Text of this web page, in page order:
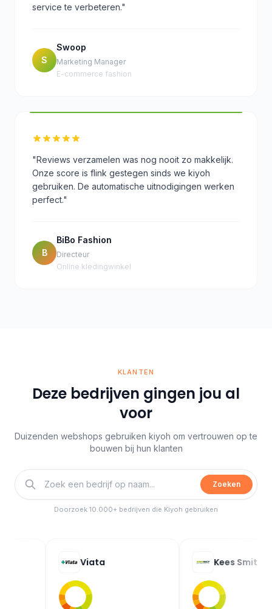
service te verbeteren."
S
Swoop
Marketing Manager
E-commerce fashion
"Reviews verzamelen was nog nooit zo makkelijk.
Onze score is flink gestegen sinds we kiyoh
gebruiken. De automatische uitnodigingen werken
perfect."
B
BiBo Fashion
Directeur
Online kledingwinkel
KLANTEN
Deze bedrijven gingen jou al
voor
Duizenden webshops gebruiken kiyoh om vertrouwen op te
bouwen bij hun klanten
Zoeken
Doorzoek 10.000+ bedrijven die Kiyoh gebruiken
Kees Smit